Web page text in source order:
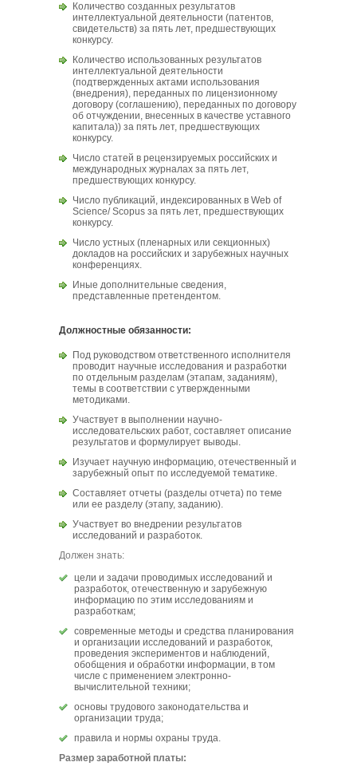
Количество созданных результатов
интеллектуальной деятельности (патентов,
свидетельств) за пять лет, предшествующих
конкурсу.
Количество использованных результатов
интеллектуальной деятельности
(подтвержденных актами использования
(внедрения), переданных по лицензионному
договору (соглашению), переданных по договору
об отчуждении, внесенных в качестве уставного
капитала)) за пять лет, предшествующих
конкурсу.
Число статей в рецензируемых российских и
международных журналах за пять лет,
предшествующих конкурсу.
Число публикаций, индексированных в Web of
Science/ Scopus за пять лет, предшествующих
конкурсу.
Число устных (пленарных или секционных)
докладов на российских и зарубежных научных
конференциях.
Иные дополнительные сведения,
представленные претендентом.
Должностные обязанности:
Под руководством ответственного исполнителя
проводит научные исследования и разработки
по отдельным разделам (этапам, заданиям),
темы в соответствии с утвержденными
методиками.
Участвует в выполнении научно-
исследовательских работ, составляет описание
результатов и формулирует выводы.
Изучает научную информацию, отечественный и
зарубежный опыт по исследуемой тематике.
Составляет отчеты (разделы отчета) по теме
или ее разделу (этапу, заданию).
Участвует во внедрении результатов
исследований и разработок.
Должен знать:
цели и задачи проводимых исследований и
разработок, отечественную и зарубежную
информацию по этим исследованиям и
разработкам;
современные методы и средства планирования
и организации исследований и разработок,
проведения экспериментов и наблюдений,
обобщения и обработки информации, в том
числе с применением электронно-
вычислительной техники;
основы трудового законодательства и
организации труда;
правила и нормы охраны труда.
Размер заработной платы: